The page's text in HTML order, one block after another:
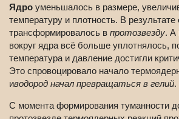
Ядро уменьшалось в размере,
температуру и плотность. В результате
трансформировалось в протозвезду. А
вокруг ядра всё больше уплотнялось,
температура и давление достигли
Это спровоцировало начало
иводород начал превращаться в гелий.
С момента формирования туманности